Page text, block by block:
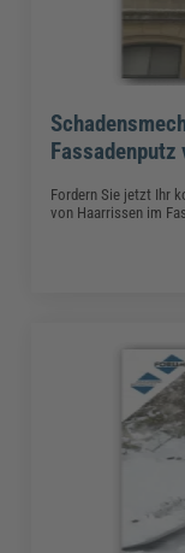
Fassadenputz
Fordern Sie jetzt Ihr
von Haarrissen im